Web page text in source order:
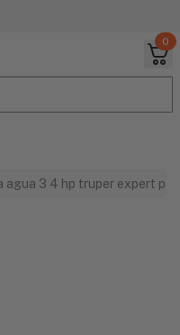
0
agua 3 4 hp truper expert